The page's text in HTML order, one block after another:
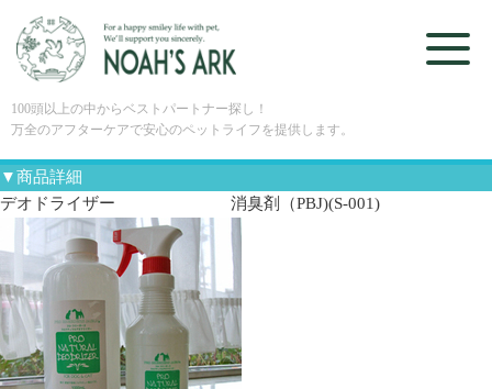
100頭以上の中からベストパートナー探し！
万全のアフターケアで安心のペットライフを提供します。
▼商品詳細
デオドライザー 消臭剤（PBJ)(S-001)